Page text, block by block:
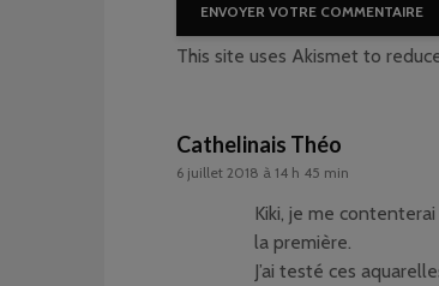
This site uses Akismet to
Cathelinais Théo
6 juillet 2018 à 14 h 45 min
Kiki, je me
la première.
J’ai testé ces